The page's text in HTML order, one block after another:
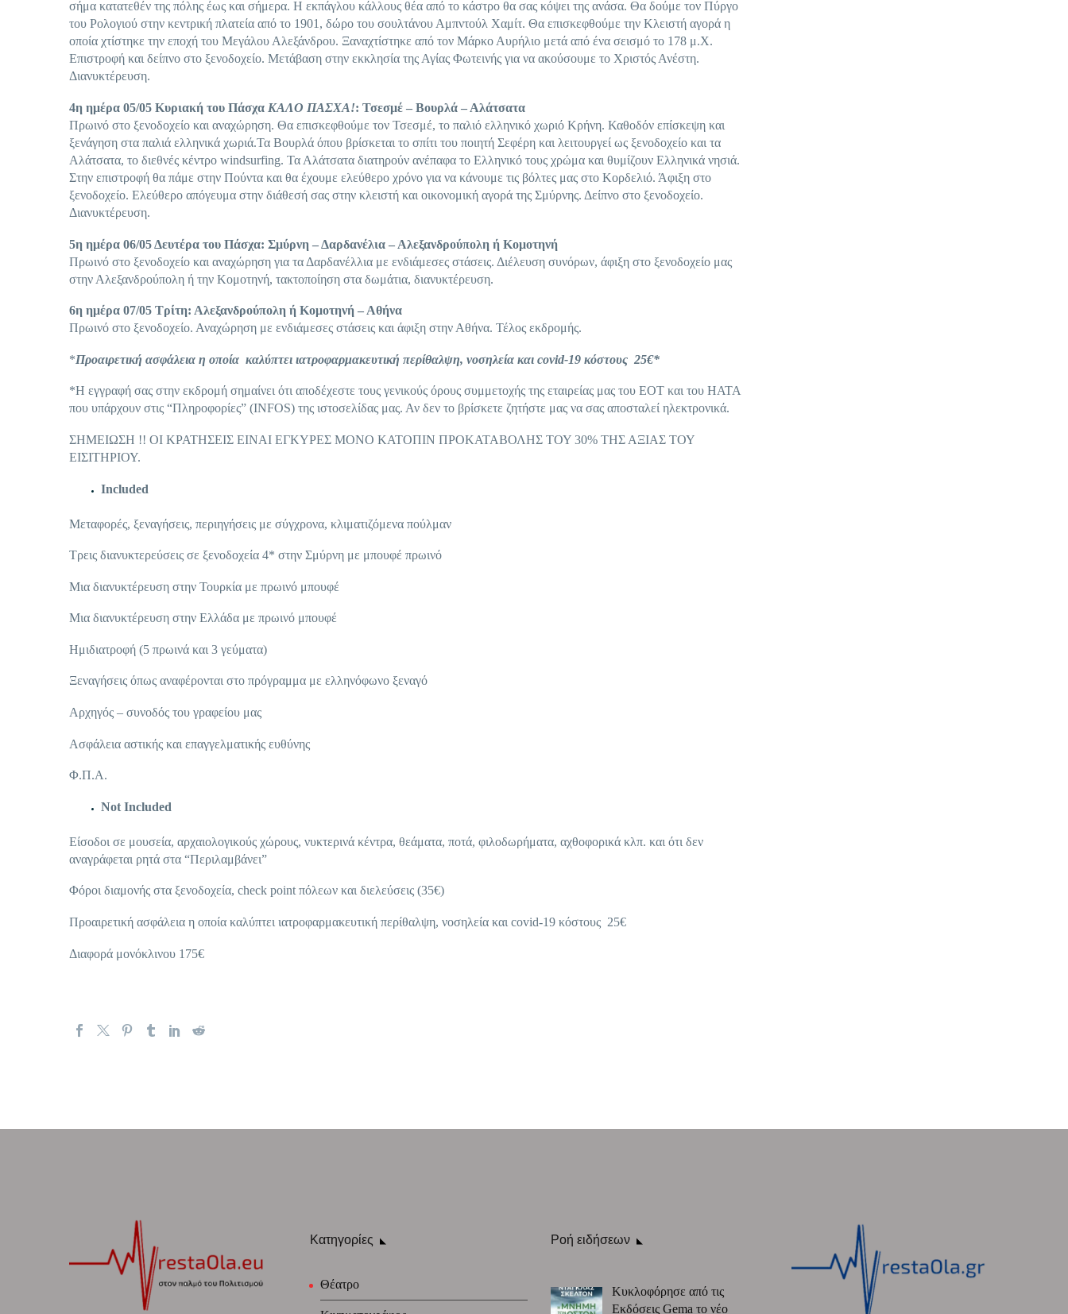
σήμα κατατεθέν της πόλης έως και σήμερα. Η εκπάγλου κάλλους θέα από το κάστρο θα σας κόψει της ανάσα. Θα δούμε τον Πύργο
του Ρολογιού στην κεντρική πλατεία από το 1901, δώρο του σουλτάνου Αμπντούλ Χαμίτ. Θα επισκεφθούμε την Κλειστή αγορά η
οποία χτίστηκε την εποχή του Μεγάλου Αλεξάνδρου. Ξαναχτίστηκε από τον Μάρκο Αυρήλιο μετά από ένα σεισμό το 178 μ.Χ.
Επιστροφή και δείπνο στο ξενοδοχείο. Μετάβαση στην εκκλησία της Αγίας Φωτεινής για να ακούσουμε το Χριστός Ανέστη.
Διανυκτέρευση.
4η ημέρα 05/05 Κυριακή του Πάσχα ΚΑΛΟ ΠΑΣΧΑ!: Τσεσμέ – Βουρλά – Αλάτσατα
Πρωινό στο ξενοδοχείο και αναχώρηση. Θα επισκεφθούμε τον Τσεσμέ, το παλιό ελληνικό χωριό Κρήνη. Καθοδόν επίσκεψη και
ξενάγηση στα παλιά ελληνικά χωριά.Τα Βουρλά όπου βρίσκεται το σπίτι του ποιητή Σεφέρη και λειτουργεί ως ξενοδοχείο και τα
Αλάτσατα, το διεθνές κέντρο windsurfing. Τα Αλάτσατα διατηρούν ανέπαφα το Ελληνικό τους χρώμα και θυμίζουν Ελληνικά νησιά.
Στην επιστροφή θα πάμε στην Πούντα και θα έχουμε ελεύθερο χρόνο για να κάνουμε τις βόλτες μας στο Κορδελιό. Άφιξη στο
ξενοδοχείο. Ελεύθερο απόγευμα στην διάθεσή σας στην κλειστή και οικονομική αγορά της Σμύρνης. Δείπνο στο ξενοδοχείο.
Διανυκτέρευση.
5η ημέρα 06/05 Δευτέρα του Πάσχα: Σμύρνη – Δαρδανέλια – Αλεξανδρούπολη ή Κομοτηνή
Πρωινό στο ξενοδοχείο και αναχώρηση για τα Δαρδανέλλια με ενδιάμεσες στάσεις. Διέλευση συνόρων, άφιξη στο ξενοδοχείο μας
στην Αλεξανδρούπολη ή την Κομοτηνή, τακτοποίηση στα δωμάτια, διανυκτέρευση.
6η ημέρα 07/05 Τρίτη: Αλεξανδρούπολη ή Κομοτηνή – Αθήνα
Πρωινό στο ξενοδοχείο. Αναχώρηση με ενδιάμεσες στάσεις και άφιξη στην Αθήνα. Τέλος εκδρομής.
*Προαιρετική ασφάλεια η οποία καλύπτει ιατροφαρμακευτική περίθαλψη, νοσηλεία και covid-19 κόστους 25€*
*Η εγγραφή σας στην εκδρομή σημαίνει ότι αποδέχεστε τους γενικούς όρους συμμετοχής της εταιρείας μας του ΕΟΤ και του ΗΑΤΑ
που υπάρχουν στις “Πληροφορίες” (INFOS) της ιστοσελίδας μας. Αν δεν το βρίσκετε ζητήστε μας να σας αποσταλεί ηλεκτρονικά.
ΣΗΜΕΙΩΣΗ !! ΟΙ ΚΡΑΤΗΣΕΙΣ ΕΙΝΑΙ ΕΓΚΥΡΕΣ ΜΟΝΟ ΚΑΤΟΠΙΝ ΠΡΟΚΑΤΑΒΟΛΗΣ ΤΟΥ 30% ΤΗΣ ΑΞΙΑΣ ΤΟΥ
ΕΙΣΙΤΗΡΙΟΥ.
Included
Μεταφορές, ξεναγήσεις, περιηγήσεις με σύγχρονα, κλιματιζόμενα πούλμαν
Τρεις διανυκτερεύσεις σε ξενοδοχεία 4* στην Σμύρνη με μπουφέ πρωινό
Μια διανυκτέρευση στην Τουρκία με πρωινό μπουφέ
Μια διανυκτέρευση στην Ελλάδα με πρωινό μπουφέ
Ημιδιατροφή (5 πρωινά και 3 γεύματα)
Ξεναγήσεις όπως αναφέρονται στο πρόγραμμα με ελληνόφωνο ξεναγό
Αρχηγός – συνοδός του γραφείου μας
Ασφάλεια αστικής και επαγγελματικής ευθύνης
Φ.Π.Α.
Not Included
Είσοδοι σε μουσεία, αρχαιολογικούς χώρους, νυκτερινά κέντρα, θεάματα, ποτά, φιλοδωρήματα, αχθοφορικά κλπ. και ότι δεν
αναγράφεται ρητά στα “Περιλαμβάνει”
Φόροι διαμονής στα ξενοδοχεία, check point πόλεων και διελεύσεις (35€)
Προαιρετική ασφάλεια η οποία καλύπτει ιατροφαρμακευτική περίθαλψη, νοσηλεία και covid-19 κόστους 25€
Διαφορά μονόκλινου 175€
Κατηγορίες
Θέατρο
Ροή ειδήσεων
Κυκλοφόρησε από τις
Εκδόσεις Gema το νέο